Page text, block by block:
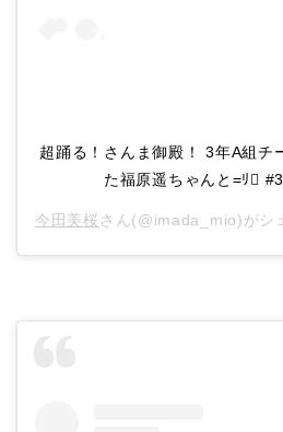
超踊る！さんま御殿！ 3年A組チ
た福原遥ちゃんと=ﾘ
今田美桜 さん(@imada_mio)がシ